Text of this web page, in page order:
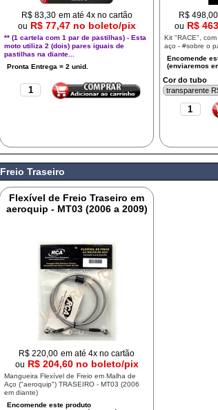
R$ 83,30 em até 4x no cartão
ou R$ 77,47 no boleto/pix
** (1 cartela com 1 par de pastilhas) - Esta
moto utiliza 2 (dois) pares iguais de
pastilhas na diante...
R$ 498,00
ou R$
Kit "RACE",
aço - #sobre o
Cor do tubo
Freio Traseiro
Flexível de Freio Traseiro em
aeroquip - MT03 (2006 a 2009)
R$220,00 em até 4x no cartão
ou R$ 204,60 no boleto/pix
Mangueira Flexível de Freio em Malha de
Aço ("aeroquip") TRASEIRO - MT03 (2006
em diante)